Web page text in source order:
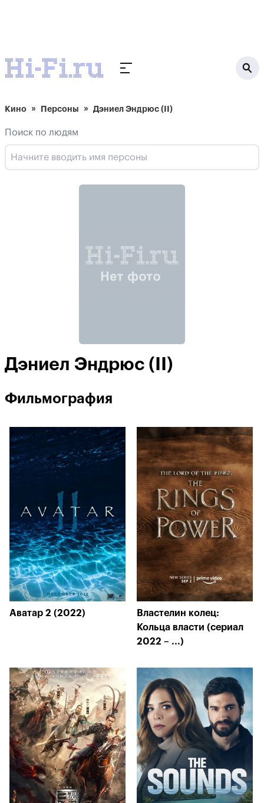
Кино Персоны Дэниел Эндрюс (II)
Поиск по людям
Дэниел Эндрюс (II)
Фильмография
Аватар 2 (2022)
Властелин колец:
Кольца власти (сериал
2022 – ...)